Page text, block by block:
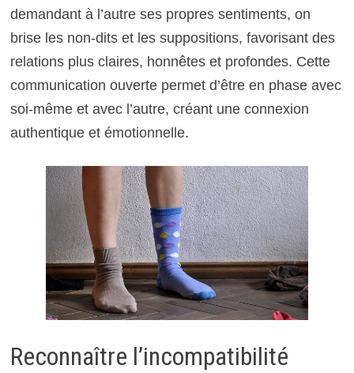
demandant à l’autre ses propres sentiments, on
brise les non-dits et les suppositions, favorisant des
relations plus claires, honnêtes et profondes. Cette
communication ouverte permet d’être en phase avec
soi-même et avec l’autre, créant une connexion
authentique et émotionnelle.
Reconnaître l’incompatibilité